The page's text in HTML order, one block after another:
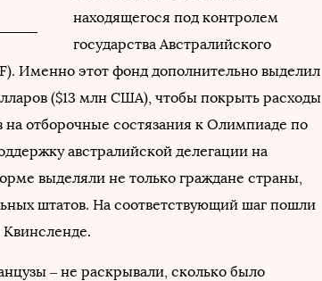
находящегося под контролем
государства Австралийского
Именно этот фонд дополнительно выделил
($13 млн США), чтобы покрыть расходы
на отборочные состязания к Олимпиаде по
австралийской делегации на
выделяли не только граждане страны,
штатов. На соответствующий шаг пошли
– не раскрывали, сколько было